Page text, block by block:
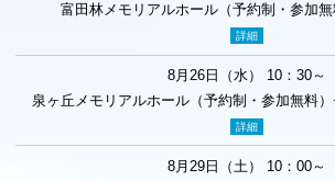
富田林メモリアルホール（予約制・参加
詳細
8月26日（水） 10：30～
泉ヶ丘メモリアルホール（予約制・参加無料
詳細
8月29日（土） 10：00～